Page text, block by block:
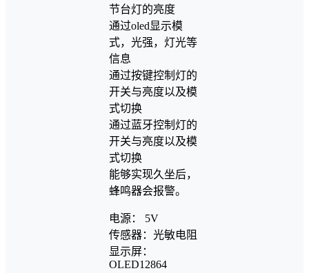
节台灯的亮度
通过oled显示模
式，光强，灯光等
信息
通过按键控制灯的
开关与亮度以及模
式切换
通过蓝牙控制灯的
开关与亮度以及模
式切换
能够实现久坐后，
蜂鸣器会报警。
电源： 5V
传感器：光敏电阻
显示屏：
OLED12864